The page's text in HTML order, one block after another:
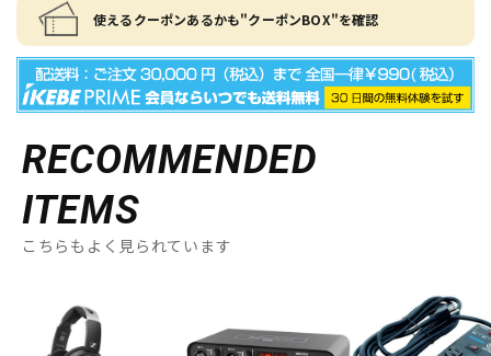
使えるクーポンあるかも"クーポンBOX"を確認
RECOMMENDED
ITEMS
こちらもよく見られています